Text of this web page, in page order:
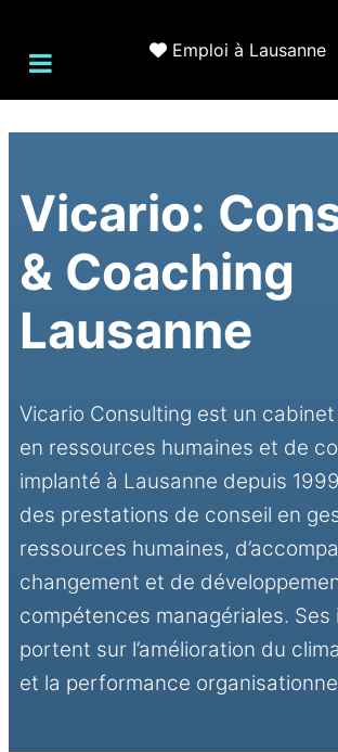
Emploi à Lausanne
Vicario:
& Coaching
Lausanne
Vicario Consulting est un
en ressources humaines et de
implanté à Lausanne depuis
des prestations de conseil en
ressources humaines,
changement et de
compétences managériales.
portent sur l’amélioration du
et la performance